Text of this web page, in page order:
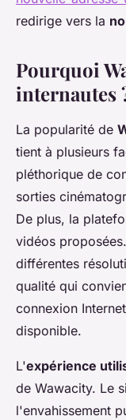
redirige vers la
Pourquoi
internautes
La popularité de
tient à plusieurs
pléthorique de
sorties
De plus, la
vidéos
différentes
qualité qui
connexion
disponible.
L'expérience
de Wawacity. Le
l'envahissement